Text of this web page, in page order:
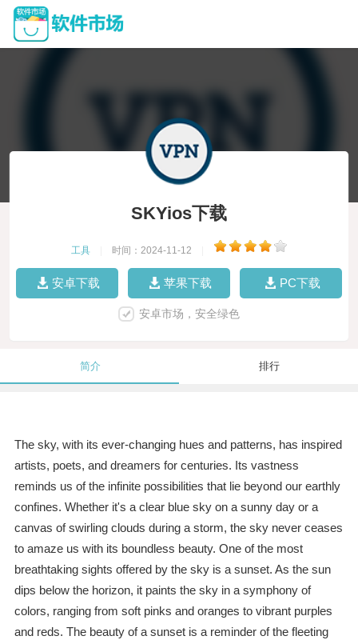
SKYios下载
工具 时间：2024-11-12
安卓下载 苹果下载 PC下载
安卓市场，安全绿色
简介 排行
The sky, with its ever-changing hues and patterns, has inspired
artists, poets, and dreamers for centuries. Its vastness
reminds us of the infinite possibilities that lie beyond our earthly
confines. Whether it's a clear blue sky on a sunny day or a
canvas of swirling clouds during a storm, the sky never ceases
to amaze us with its boundless beauty. One of the most
breathtaking sights offered by the sky is a sunset. As the sun
dips below the horizon, it paints the sky in a symphony of
colors, ranging from soft pinks and oranges to vibrant purples
and reds. The beauty of a sunset is a reminder of the fleeting